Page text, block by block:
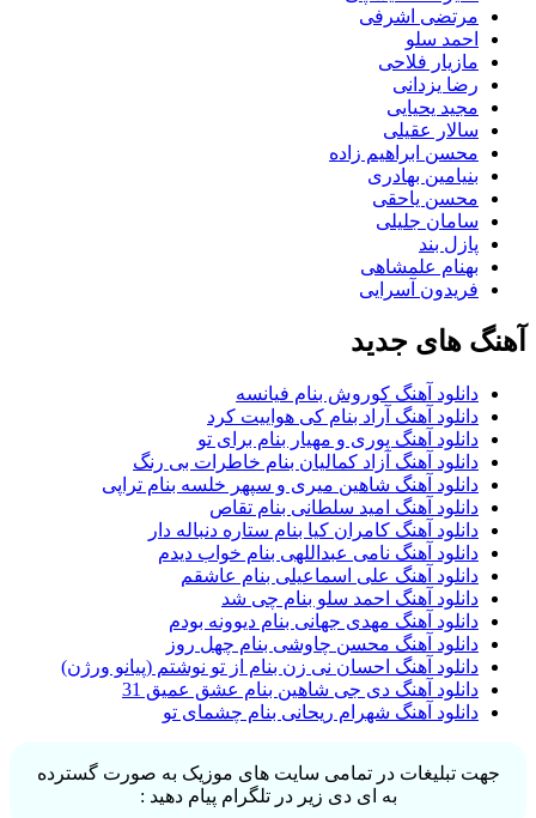
مرتضی اشرفی
احمد سلو
مازیار فلاحی
رضا یزدانی
مجید یحیایی
سالار عقیلی
محسن ابراهیم زاده
بنیامین بهادری
محسن یاحقی
سامان جلیلی
پازل بند
بهنام علمشاهی
فریدون آسرایی
آهنگ های جدید
دانلود آهنگ کوروش بنام فیانسه
دانلود آهنگ آراد بنام کی هواییت کرد
دانلود آهنگ پوری و مهیار بنام برای تو
دانلود آهنگ آزاد کمالیان بنام خاطرات بی رنگ
دانلود آهنگ شاهین میری و سپهر خلسه بنام تراپی
دانلود آهنگ امید سلطانی بنام تقاص
دانلود آهنگ کامران کیا بنام ستاره دنباله دار
دانلود آهنگ نامی عبداللهی بنام خواب دیدم
دانلود آهنگ علی اسماعیلی بنام عاشقم
دانلود آهنگ احمد سلو بنام چی شد
دانلود آهنگ مهدی جهانی بنام دیوونه بودم
دانلود آهنگ محسن چاوشی بنام چهل روز
دانلود آهنگ احسان نی زن بنام از تو نوشتم (پیانو ورژن)
دانلود آهنگ دی جی شاهین بنام عشق عمیق 31
دانلود آهنگ شهرام ریحانی بنام چشمای تو
جهت تبلیغات در تمامی سایت های موزیک به صورت گسترده
به ای دی زیر در تلگرام پیام دهید :